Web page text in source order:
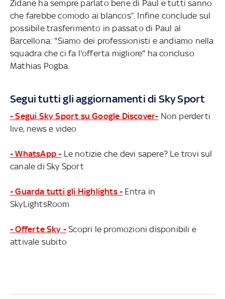
Zidane ha sempre parlato bene di Paul e tutti sanno
che farebbe comodo ai blancos”. Infine conclude sul
possibile trasferimento in passato di Paul al
Barcellona: "Siamo dei professionisti e andiamo nella
squadra che ci fa l'offerta migliore" ha concluso
Mathias Pogba.
Segui tutti gli aggiornamenti di Sky Sport
- Segui Sky Sport su Google Discover- Non perderti
live, news e video
- WhatsApp - Le notizie che devi sapere? Le trovi sul
canale di Sky Sport
- Guarda tutti gli Highlights - Entra in
SkyLightsRoom
- Offerte Sky - Scopri le promozioni disponibili e
attivale subito